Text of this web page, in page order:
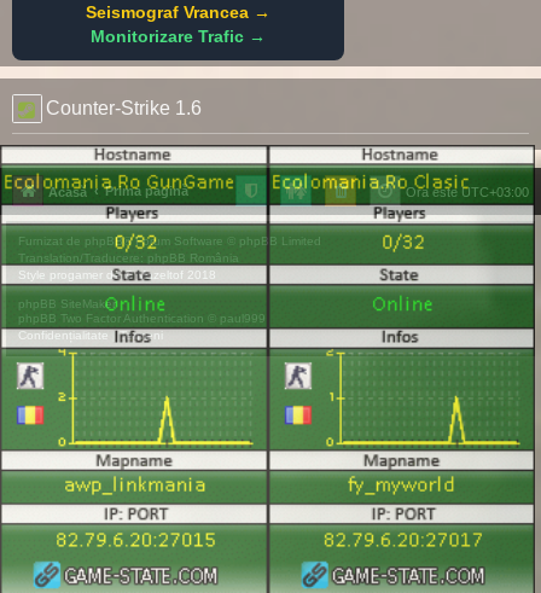
Seismograf Vrancea →
Monitorizare Trafic →
Counter-Strike 1.6
Acasă Prima pagină Ora este UTC+03:00
Furnizat de phpBB® Forum Software © phpBB Limited
Translation/Traducere: phpBB România
Style progamer de ©Mazeltof 2018
phpBB SiteMaker
phpBB Two Factor Authentication © paul999
Confidențialitate |Termeni